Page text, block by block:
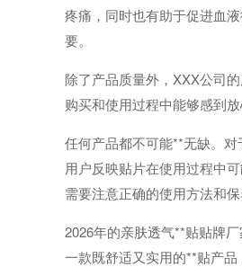
疼痛，同时也有助于促进血
要。
除了产品质量外，XXX公司
购买和使用过程中能够感到放
任何产品都不可能**无缺。
用户反映贴片在使用过程中
需要注意正确的使用方法和保
2026年的亲肤透气**贴贴牌
一款既舒适又实用的**贴产品